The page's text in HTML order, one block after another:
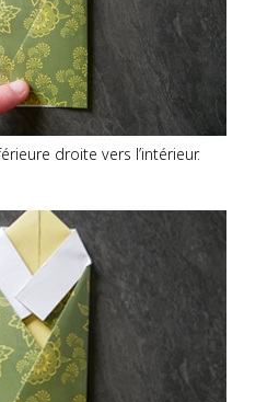
droite vers l’intérieur.